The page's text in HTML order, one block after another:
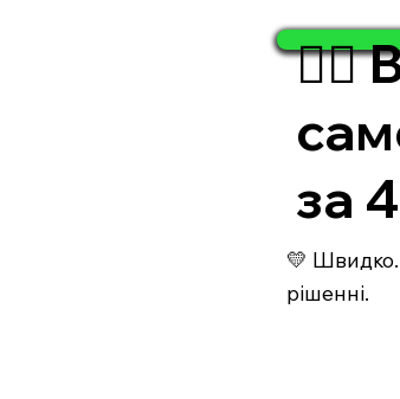
🧘‍♂️
за
💛 Швидко.
рішенні.